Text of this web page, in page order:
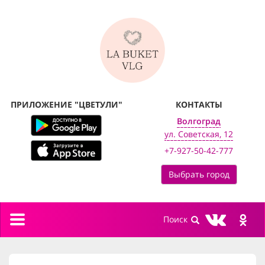
ПРИЛОЖЕНИЕ "ЦВЕТУЛИ"
КОНТАКТЫ
Волгоград
ул. Советская, 12
+7-927-50-42-777
Выбрать город
Toggle